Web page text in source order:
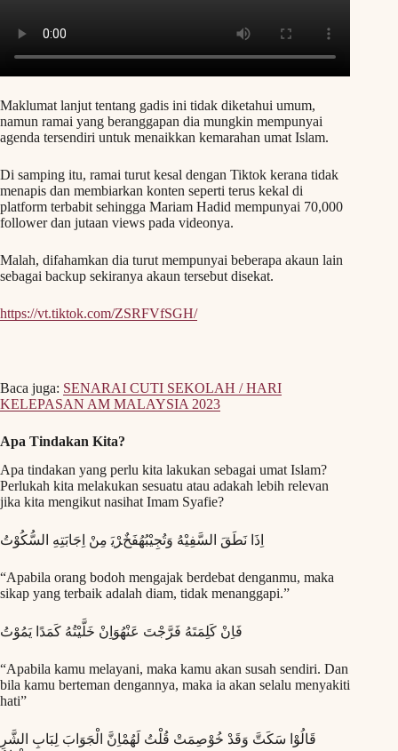
Maklumat lanjut tentang gadis ini tidak diketahui umum,
namun ramai yang beranggapan dia mungkin mempunyai
agenda tersendiri untuk menaikkan kemarahan umat Islam.
Di samping itu, ramai turut kesal dengan Tiktok kerana tidak
menapis dan membiarkan konten seperti terus kekal di
platform terbabit sehingga Mariam Hadid mempunyai 70,000
follower dan jutaan views pada videonya.
Malah, difahamkan dia turut mempunyai beberapa akaun lain
sebagai backup sekiranya akaun tersebut disekat.
https://vt.tiktok.com/ZSRFVfSGH/
Baca juga: SENARAI CUTI SEKOLAH / HARI
KELEPASAN AM MALAYSIA 2023
Apa Tindakan Kita?
Apa tindakan yang perlu kita lakukan sebagai umat Islam?
Perlukah kita melakukan sesuatu atau adakah lebih relevan
jika kita mengikut nasihat Imam Syafie?
ﺍِﺫَﺍ ﻧَﻄَﻖَ ﺍﻟﺴَّﻔِﻴْﻪُ ﻭَﺗُﺠِﻴْﺒُﻬُﻔَﺦٌﺮْﻳَ ﻣِﻦْ ﺍِﺟَﺎﺑَﺘِﻪِ ﺍﻟﺴُّﻜُﻮْﺕُ
“Apabila orang bodoh mengajak berdebat denganmu, maka
sikap yang terbaik adalah diam, tidak menanggapi.”
ﻓَﺎِﻥْ ﻛَﻠِﻤَﺘَﻪُ ﻓَﺮَّﺟْﺖَ ﻋَﻨْﻬُﻮَﺍِﻥْ ﺧَﻠَّﻴْﺘُﻪُ ﻛَﻤَﺪًﺍ ﻳَﻤُﻮْﺕُ
“Apabila kamu melayani, maka kamu akan susah sendiri. Dan
bila kamu berteman dengannya, maka ia akan selalu menyakiti
hati”
ﻗَﺎﻟُﻮْﺍ ﺳَﻜَﺖَّ ﻭَﻗَﺪْ ﺧُﻮْﺻِﻤَﺖْ ﻗُﻠْﺖُ ﻟَﻬُﻤْﺎِﻥَّ ﺍﻟْﺠَﻮَﺍﺏَ ﻟِﺒَﺎﺏِ ﺍﻟﺸَّﺮِ